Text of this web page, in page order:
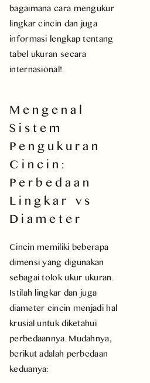
bagaimana cara mengukur
lingkar cincin dan juga
informasi lengkap tentang
tabel ukuran secara
internasional!
Mengenal
Sistem
Pengukuran
Cincin:
Perbedaan
Lingkar vs
Diameter
Cincin memiliki beberapa
dimensi yang digunakan
sebagai tolok ukur ukuran.
Istilah lingkar dan juga
diameter cincin menjadi hal
krusial untuk diketahui
perbedaannya. Mudahnya,
berikut adalah perbedaan
keduanya: